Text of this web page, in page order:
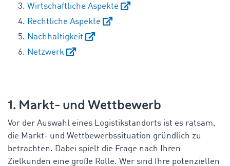
Wirtschaftliche Aspekte
Rechtliche Aspekte
Nachhaltigkeit
Netzwerk
1. Markt- und Wettbewerb
Vor der Auswahl eines Logistikstandorts ist es ratsam,
die Markt- und Wettbewerbssituation gründlich zu
betrachten. Dabei spielt die Frage nach Ihren
Zielkunden eine große Rolle. Wer sind Ihre potenziellen